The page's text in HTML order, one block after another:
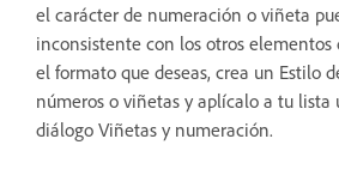
el carácter de numeración o viñeta
inconsistente con los otros elementos
el formato que deseas, crea un Estilo
números o viñetas y aplícalo a tu lista
diálogo Viñetas y numeración.